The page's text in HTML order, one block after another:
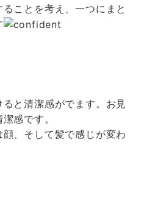
ことを考え、一つにまと
と清潔感がでます。お見
感です。
、そして髪で感じが変わ